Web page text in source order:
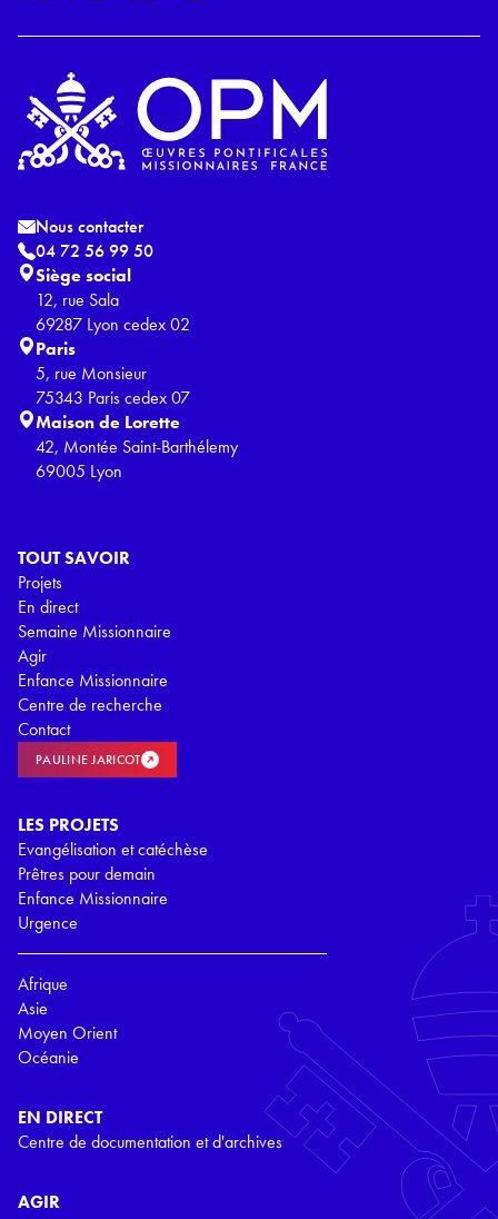
TOUT SAVOIR
Projets
En direct
Semaine Missionnaire
Agir
Enfance Missionnaire
Centre de recherche
Contact
PAULINE JARICOT
LES PROJETS
Evangélisation et catéchèse
Prêtres pour demain
Enfance Missionnaire
Urgence
Afrique
Asie
Moyen Orient
Océanie
EN DIRECT
Centre de documentation et d'archives
AGIR
Nous contacter
04 72 56 99 50
Siège social
12, rue Sala
69287 Lyon cedex 02
Paris
5, rue Monsieur
75343 Paris cedex 07
Maison de Lorette
42, Montée Saint-Barthélemy
69005 Lyon